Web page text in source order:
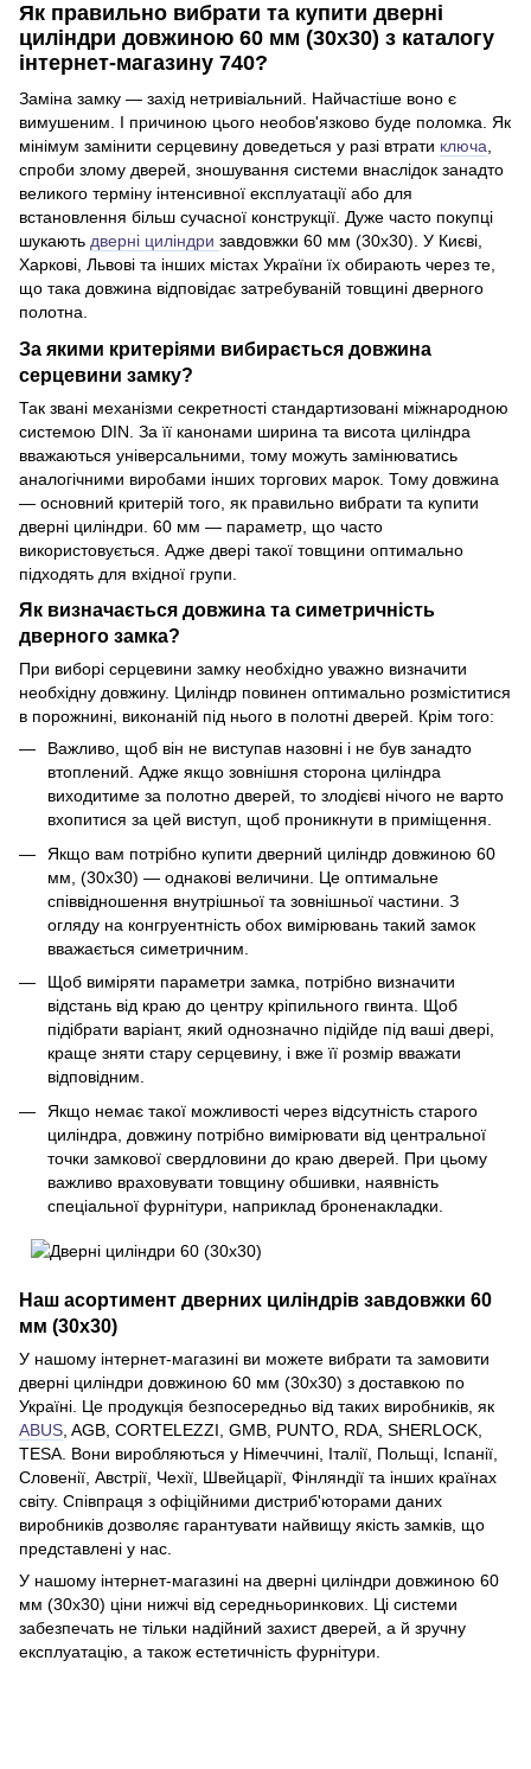
Як правильно вибрати та купити дверні
циліндри довжиною 60 мм (30x30) з каталогу
інтернет-магазину 740?
Заміна замку — захід нетривіальний. Найчастіше воно є
вимушеним. І причиною цього необов'язково буде поломка. Як
мінімум замінити серцевину доведеться у разі втрати ключа
спроби злому дверей, зношування системи внаслідок занадто
великого терміну інтенсивної експлуатації або для
встановлення більш сучасної конструкції. Дуже часто покупці
шукають дверні циліндри завдовжки 60 мм (30х30). У Києві,
Харкові, Львові та інших містах України їх обирають через те,
що така довжина відповідає затребуваній товщині дверного
полотна.
За якими критеріями вибирається довжина
серцевини замку?
Так звані механізми секретності стандартизовані міжнародною
системою DIN. За її канонами ширина та висота циліндра
вважаються універсальними, тому можуть замінюватись
аналогічними виробами інших торгових марок. Тому довжина
— основний критерій того, як правильно вибрати та купити
дверні циліндри. 60 мм — параметр, що часто
використовується. Адже двері такої товщини оптимально
підходять для вхідної групи.
Як визначається довжина та симетричність
дверного замка?
При виборі серцевини замку необхідно уважно визначити
необхідну довжину. Циліндр повинен оптимально розміститися
в порожнині, виконаній під нього в полотні дверей. Крім того:
Важливо, щоб він не виступав назовні і не був занадто
втоплений. Адже якщо зовнішня сторона циліндра
виходитиме за полотно дверей, то злодієві нічого не варто
вхопитися за цей виступ, щоб проникнути в приміщення.
Якщо вам потрібно купити дверний циліндр довжиною 60
мм, (30x30) — однакові величини. Це оптимальне
співвідношення внутрішньої та зовнішньої частини. З
огляду на конгруентність обох вимірювань такий замок
вважається симетричним.
Щоб виміряти параметри замка, потрібно визначити
відстань від краю до центру кріпильного гвинта. Щоб
підібрати варіант, який однозначно підійде під ваші двері,
краще зняти стару серцевину, і вже її розмір вважати
відповідним.
Якщо немає такої можливості через відсутність старого
циліндра, довжину потрібно вимірювати від центральної
точки замкової свердловини до краю дверей. При цьому
важливо враховувати товщину обшивки, наявність
спеціальної фурнітури, наприклад броненакладки.
Наш асортимент дверних циліндрів завдовжки 60
мм (30х30)
У нашому інтернет-магазині ви можете вибрати та замовити
дверні циліндри довжиною 60 мм (30х30) з доставкою по
Україні. Це продукція безпосередньо від таких виробників, як
ABUS , AGB, CORTELEZZI, GMB, PUNTO, RDA, SHERLOCK,
TESA. Вони виробляються у Німеччині, Італії, Польщі, Іспанії,
Словенії, Австрії, Чехії, Швейцарії, Фінляндії та інших країнах
світу. Співпраця з офіційними дистриб'юторами даних
виробників дозволяє гарантувати найвищу якість замків, що
представлені у нас.
У нашому інтернет-магазині на дверні циліндри довжиною 60
мм (30х30) ціни нижчі від середньоринкових. Ці системи
забезпечать не тільки надійний захист дверей, а й зручну
експлуатацію, а також естетичність фурнітури.